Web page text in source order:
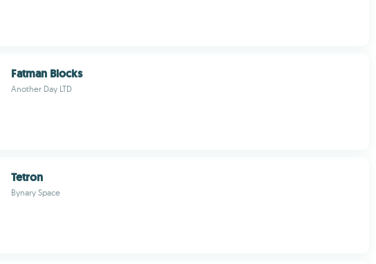
Fatman Blocks
Another Day LTD
Tetron
Bynary Space